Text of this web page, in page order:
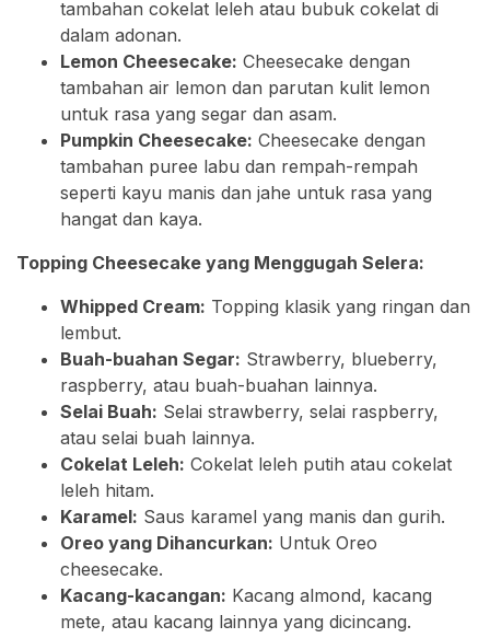
tambahan cokelat leleh atau bubuk cokelat di
dalam adonan.
Lemon Cheesecake: Cheesecake dengan
tambahan air lemon dan parutan kulit lemon
untuk rasa yang segar dan asam.
Pumpkin Cheesecake: Cheesecake dengan
tambahan puree labu dan rempah-rempah
seperti kayu manis dan jahe untuk rasa yang
hangat dan kaya.
Topping Cheesecake yang Menggugah Selera:
Whipped Cream: Topping klasik yang ringan dan
lembut.
Buah-buahan Segar: Strawberry, blueberry,
raspberry, atau buah-buahan lainnya.
Selai Buah: Selai strawberry, selai raspberry,
atau selai buah lainnya.
Cokelat Leleh: Cokelat leleh putih atau cokelat
leleh hitam.
Karamel: Saus karamel yang manis dan gurih.
Oreo yang Dihancurkan: Untuk Oreo
cheesecake.
Kacang-kacangan: Kacang almond, kacang
mete, atau kacang lainnya yang dicincang.